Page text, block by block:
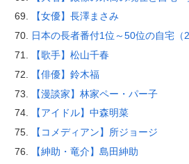
【女優】長澤まさみ
日本の長者番付1位～50位の自宅（
【歌手】松山千春
【俳優】鈴木福
【漫談家】林家ペー・パー子
【アイドル】中森明菜
【コメディアン】所ジョージ
【紳助・竜介】島田紳助